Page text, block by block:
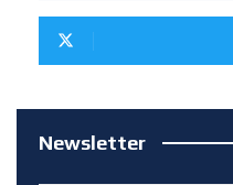
Newsletter